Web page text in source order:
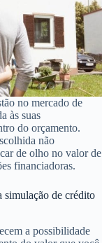
no mercado de
às suas
do orçamento.
não
de olho no valor de
financiadoras.
de crédito
a possibilidade